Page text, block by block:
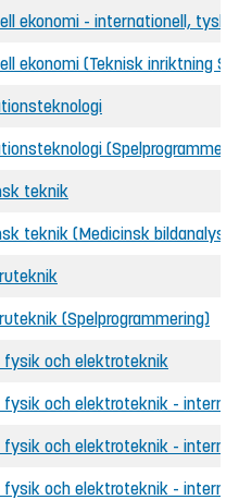
ekonomi - internationell,
ekonomi (Teknisk inriktning
teknik
teknik (Medicinsk bildanalys
(Spelprogrammering)
fysik och elektroteknik
fysik och elektroteknik -
fysik och elektroteknik -
fysik och elektroteknik -